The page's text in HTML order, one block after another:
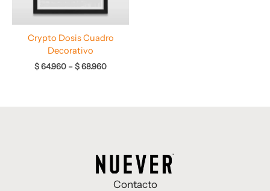
Crypto Dosis Cuadro
Decorativo
$64.960 –$68.960
Contacto